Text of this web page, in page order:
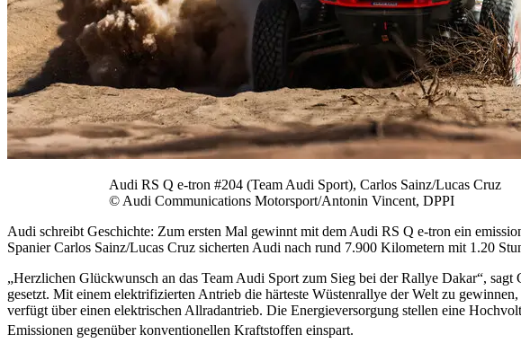
Audi RS Q e-tron #204 (Team Audi Sport), Carlos Sainz/Lucas Cruz
© Audi Communications Motorsport/Antonin Vincent, DPPI
Audi schreibt Geschichte: Zum ersten Mal gewinnt mit dem Audi RS Q e-tron ein
Spanier Carlos Sainz/Lucas Cruz sicherten Audi nach rund 7.900 Kilometern mit 1.20
„Herzlichen Glückwunsch an das Team Audi Sport zum Sieg bei der Rallye Dakar“,
gesetzt. Mit einem elektrifizierten Antrieb die härteste Wüstenrallye der Welt zu
verfügt über einen elektrischen Allradantrieb. Die Energieversorgung stellen eine
Emissionen gegenüber konventionellen Kraftstoffen einspart.